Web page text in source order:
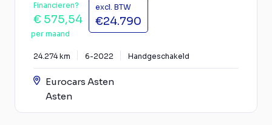
Financieren?
€ 575,54
per maand
excl. BTW
€24.790
24.274 km 6-2022 Handgeschakeld
Eurocars Asten
Asten